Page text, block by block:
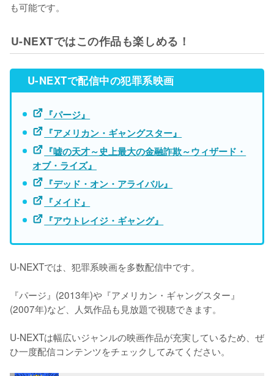
も可能です。
U-NEXTではこの作品も楽しめる！
U-NEXTで配信中の犯罪系映画
『パージ』
『アメリカン・ギャングスター』
『嘘の天才～史上最大の金融詐欺～ウィザード・
オブ・ライズ』
『デッド・オン・アライバル』
『メイド』
『アウトレイジ・ギャング』
U-NEXTでは、犯罪系映画を多数配信中です。
『パージ』(2013年)や『アメリカン・ギャングスター』
(2007年)など、人気作品も見放題で視聴できます。
U-NEXTは幅広いジャンルの映画作品が充実しているため、ぜ
ひ一度配信コンテンツをチェックしてみてください。